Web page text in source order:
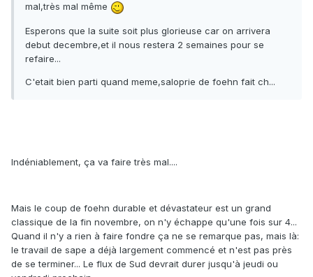
mal,très mal même
Esperons que la suite soit plus glorieuse car on arrivera
debut decembre,et il nous restera 2 semaines pour se
refaire...
C'etait bien parti quand meme,saloprie de foehn fait ch...
Indéniablement, ça va faire très mal....
Mais le coup de foehn durable et dévastateur est un grand
classique de la fin novembre, on n'y échappe qu'une fois sur 4...
Quand il n'y a rien à faire fondre ça ne se remarque pas, mais là:
le travail de sape a déjà largement commencé et n'est pas près
de se terminer... Le flux de Sud devrait durer jusqu'à jeudi ou